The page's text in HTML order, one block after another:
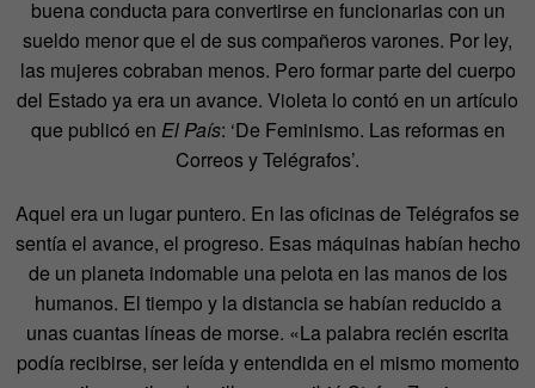
buena conducta para convertirse en funcionarias con un
sueldo menor que el de sus compañeros varones. Por ley,
las mujeres cobraban menos. Pero formar parte del cuerpo
del Estado ya era un avance. Violeta lo contó en un artículo
que publicó en El País: ‘De Feminismo. Las reformas en
Correos y Telégrafos’.
Aquel era un lugar puntero. En las oficinas de Telégrafos se
sentía el avance, el progreso. Esas máquinas habían hecho
de un planeta indomable una pelota en las manos de los
humanos. El tiempo y la distancia se habían reducido a
unas cuantas líneas de morse. «La palabra recién escrita
podía recibirse, ser leída y entendida en el mismo momento